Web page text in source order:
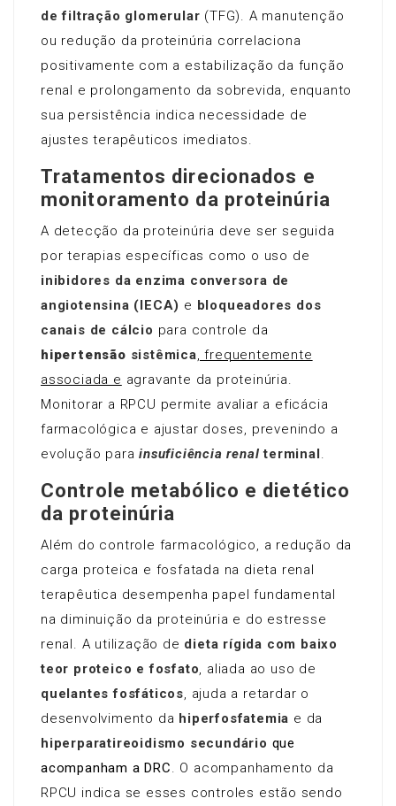
de filtração glomerular (TFG). A manutenção
ou redução da proteinúria correlaciona
positivamente com a estabilização da função
renal e prolongamento da sobrevida, enquanto
sua persistência indica necessidade de
ajustes terapêuticos imediatos.
Tratamentos direcionados e
monitoramento da proteinúria
A detecção da proteinúria deve ser seguida
por terapias específicas como o uso de
inibidores da enzima conversora de
angiotensina (IECA) e bloqueadores dos
canais de cálcio para controle da
hipertensão sistêmica, frequentemente
associada e agravante da proteinúria.
Monitorar a RPCU permite avaliar a eficácia
farmacológica e ajustar doses, prevenindo a
evolução parainsuficiência renal terminal.
Controle metabólico e dietético
da proteinúria
Além do controle farmacológico, a redução da
carga proteica e fosfatada na dieta renal
terapêutica desempenha papel fundamental
na diminuição da proteinúria e do estresse
renal. A utilização de dieta rígida com baixo
teor proteico e fosfato, aliada ao uso de
quelantes fosfáticos, ajuda a retardar o
desenvolvimento da hiperfosfatemia e da
hiperparatireoidismo secundário que
acompanham a DRC. O acompanhamento da
RPCU indica se esses controles estão sendo